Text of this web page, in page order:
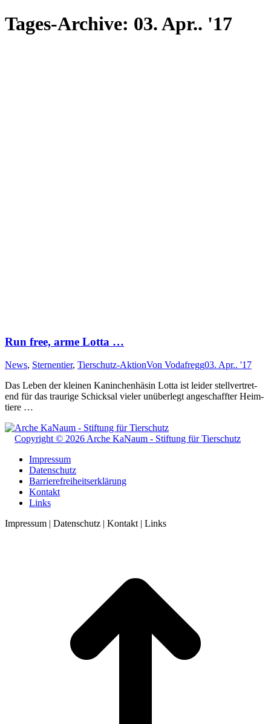
Tages-Archive: 03. Apr.. '17
Run free, arme Lotta …
News, Sternentier, Tierschutz-AktionVon Vodafregg03. Apr.. '17
Das Leben der klein­en Ka­nin­chen­hä­sin Lotta ist lei­der stell­ver­tret­
end für das trau­ri­ge Schick­sal vie­ler un­über­legt an­ge­schaff­ter Heim­
tiere …
Copyright © 2026 Arche KaNaum - Stiftung für Tierschutz
Impressum
Datenschutz
Barrierefreiheitserklärung
Kontakt
Links
Impressum | Datenschutz | Kontakt | Links